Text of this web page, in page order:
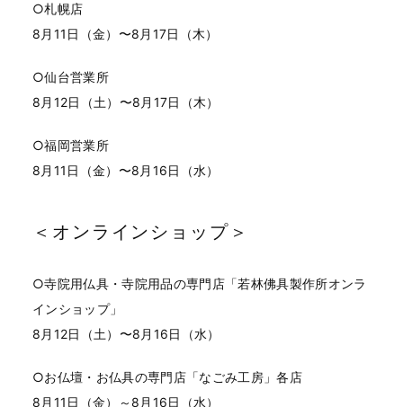
○札幌店
8月11日（金）〜8月17日（木）
○仙台営業所
8月12日（土）〜8月17日（木）
○福岡営業所
8月11日（金）〜8月16日（水）
＜オンラインショップ＞
○寺院用仏具・寺院用品の専門店「若林佛具製作所オンラ
インショップ」
8月12日（土）〜8月16日（水）
○お仏壇・お仏具の専門店「なごみ工房」各店
8月11日（金）～8月16日（水）